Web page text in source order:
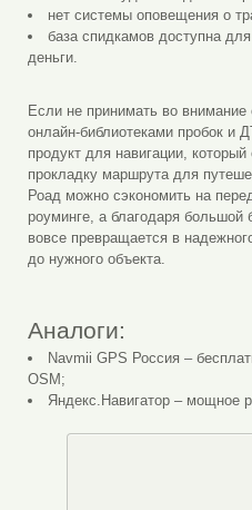
нет системы оповещения о
база спидкамов доступна
деньги.
Если не принимать во внимание
онлайн-библиотеками пробок и
продукт для навигации,
прокладку маршрута для
Роад можно сэкономить на
роуминге, а благодаря большой
вовсе превращается в
до нужного объекта.
Аналоги:
Navmii GPS Россия –
OSM;
Яндекс.Навигатор – мощное